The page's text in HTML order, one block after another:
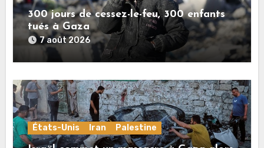
300 jours de cessez-le-feu, 300 enfants
tués à Gaza
7 août 2026
États-Unis Iran Palestine